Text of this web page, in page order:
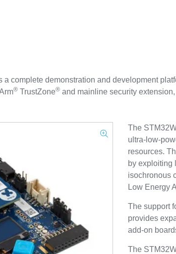
complete demonstration and development
® TrustZone® and mainline security
The
ultra-low-
resources.
by exploiting
isochronous
Low Energy
The support
provides
add-on
The